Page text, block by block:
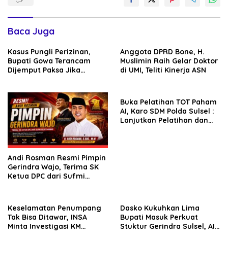
Baca Juga
Kasus Pungli Perizinan,
Bupati Gowa Terancam
Dijemput Paksa Jika
Anggota DPRD Bone, H.
Muslimin Raih Gelar Doktor
di UMI, Teliti Kinerja ASN
Andi Rosman Resmi Pimpin
Gerindra Wajo, Terima SK
Ketua DPC dari Sufmi
Buka Pelatihan TOT Paham
AI, Karo SDM Polda Sulsel :
Lanjutkan Pelatihan dan
Keselamatan Penumpang
Tak Bisa Ditawar, INSA
Minta Investigasi KM
Dasko Kukuhkan Lima
Bupati Masuk Perkuat
Stuktur Gerindra Sulsel, AIA